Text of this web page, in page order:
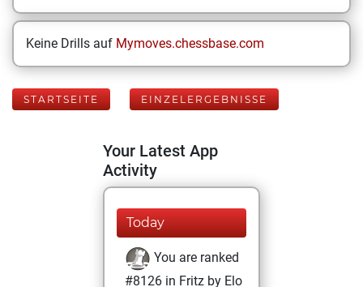
Keine Drills auf Mymoves.chessbase.com
STARTSEITE EINZELERGEBNISSE
Your Latest App
Activity
Today
You are ranked
#8126 in Fritz by Elo